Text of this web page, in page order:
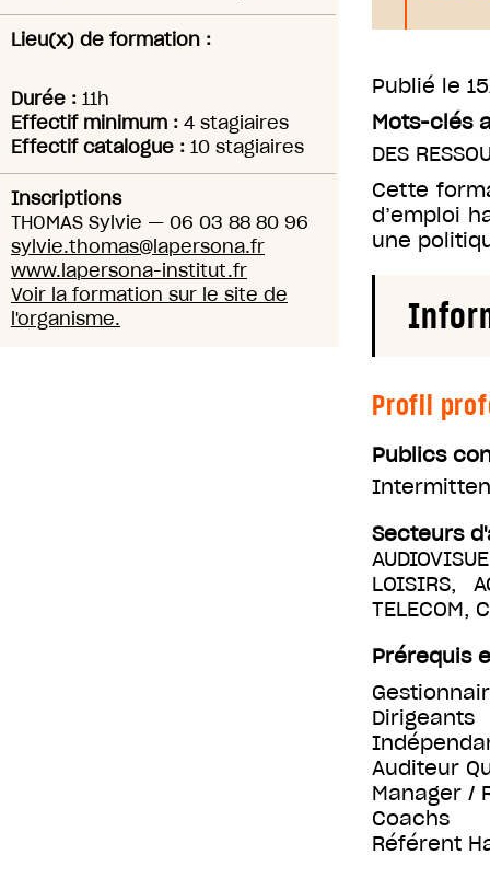
Lieu(x) de formation :
Durée : 11h
Effectif minimum : 4 stagiaires
Effectif catalogue : 10 stagiaires
Inscriptions
THOMAS Sylvie — 06 03 88 80 96
sylvie.thomas@lapersona.fr
www.lapersona-institut.fr
Voir la formation sur le site de
l'organisme.
Publié le
Mots-clés
DES
Cette
d’emploi
une
Profil
Publics
Secteurs
LOISIRS,
TELECOM,
Prérequis
Dirigeants
Auditeur
Manager /
Coachs
Référent